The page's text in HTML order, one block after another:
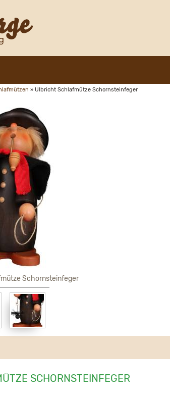
» Ulbricht Schlafmütze Schornsteinfeger
Schornsteinfeger
SCHORNSTEINFEGER